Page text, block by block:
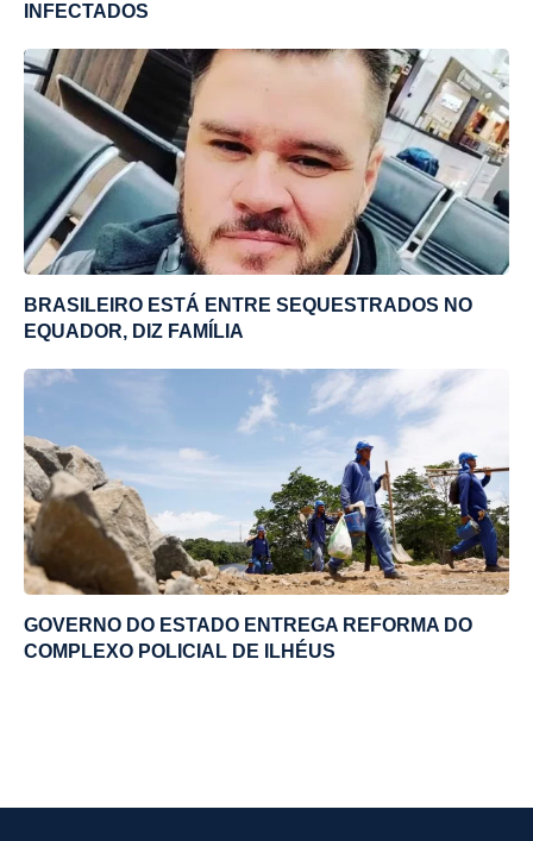
INFECTADOS
BRASILEIRO ESTÁ ENTRE SEQUESTRADOS NO
EQUADOR, DIZ FAMÍLIA
GOVERNO DO ESTADO ENTREGA REFORMA DO
COMPLEXO POLICIAL DE ILHÉUS